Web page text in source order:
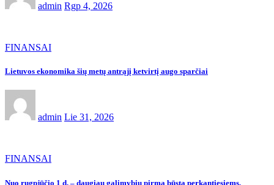
admin Rgp 4, 2026
FINANSAI
Lietuvos ekonomika šių metų antrąjį ketvirtį augo sparčiai
admin Lie 31, 2026
FINANSAI
Nuo rugpjūčio 1 d. – daugiau galimybių pirmą būstą perkantiesiems,